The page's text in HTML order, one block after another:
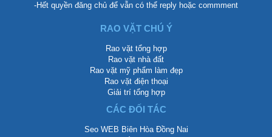
-Hết quyền đăng chủ để vẫn có thể reply hoặc commment
RAO VẶT CHÚ Ý
Rao vặt tổng hợp
Rao vặt nhà đất
Rao vặt mỹ phẩm làm đẹp
Rao vặt điện thoại
Giải trí tổng hợp
CÁC ĐỐI TÁC
Seo WEB Biên Hòa Đồng Nai